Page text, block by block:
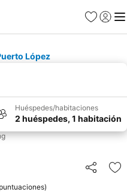
Favoritos
Iniciar
López
Huéspedes/habitaciones
2 huéspedes, 1 habitación
Compartir
)